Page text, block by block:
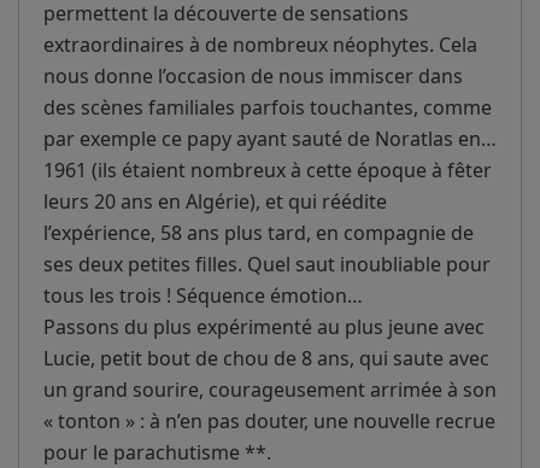
permettent la découverte de sensations
extraordinaires à de nombreux néophytes. Cela
nous donne l’occasion de nous immiscer dans
des scènes familiales parfois touchantes, comme
par exemple ce papy ayant sauté de Noratlas en…
1961 (ils étaient nombreux à cette époque à fêter
leurs 20 ans en Algérie), et qui réédite
l’expérience, 58 ans plus tard, en compagnie de
ses deux petites filles. Quel saut inoubliable pour
tous les trois ! Séquence émotion…
Passons du plus expérimenté au plus jeune avec
Lucie, petit bout de chou de 8 ans, qui saute avec
un grand sourire, courageusement arrimée à son
« tonton » : à n’en pas douter, une nouvelle recrue
pour le parachutisme **.